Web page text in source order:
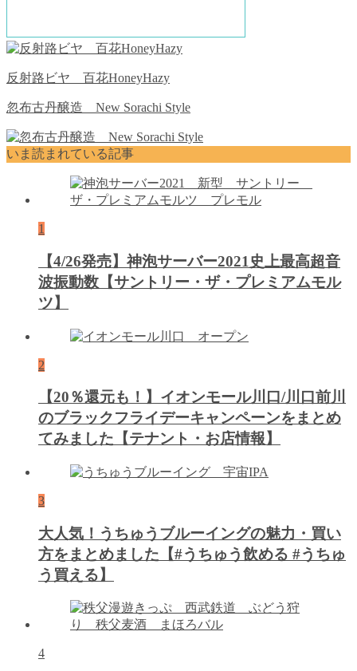
反射路ビヤ 百花HoneyHazy
忽布古丹醸造 New Sorachi Style
いま読まれている記事
1
【4/26発売】神泡サーバー2021史上最高超音
波振動数【サントリー・ザ・プレミアムモル
ツ】
2
【20％還元も！】イオンモール川口/川口前川
のブラックフライデーキャンペーンをまとめ
てみました【テナント・お店情報】
3
大人気！うちゅうブルーイングの魅力・買い
方をまとめました【#うちゅう飲める #うちゅ
う買える】
4